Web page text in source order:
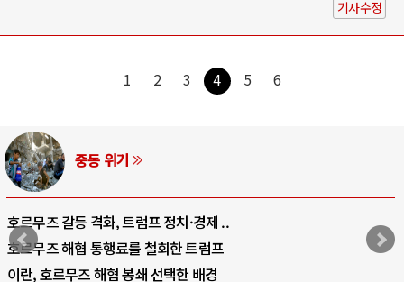
기사수정
1 2 3 4 5 6
AI와 인간
중국 AI, 저가 공세로 글로벌 토큰 시..
AI 국부펀드 구상 놓고 미국 진보진영 ..
AI 데이터센터 반대 투쟁은 새로운 글로..